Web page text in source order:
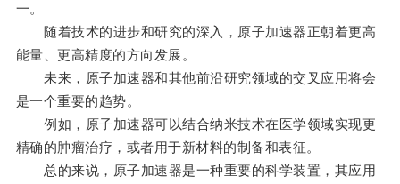
一。
随着技术的进步和研究的深入，原子加速器正朝着更高
能量、更高精度的方向发展。
未来，原子加速器和其他前沿研究领域的交叉应用将会
是一个重要的趋势。
例如，原子加速器可以结合纳米技术在医学领域实现更
精确的肿瘤治疗，或者用于新材料的制备和表征。
总的来说，原子加速器是一种重要的科学装置，其应用